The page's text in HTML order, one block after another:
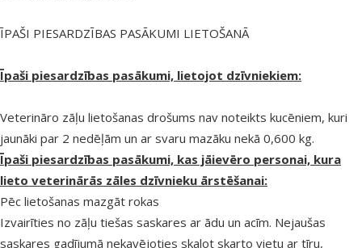
ĪPAŠI PIESARDZĪBAS PASĀKUMI LIETOŠANĀ
Īpaši piesardzības pasākumi, lietojot dzīvniekiem:
Veterināro zāļu lietošanas drošums nav noteikts kucēniem, kuri
jaunāki par 2 nedēļām un ar svaru mazāku nekā 0,600 kg.
Īpaši piesardzības pasākumi, kas jāievēro personai, kura
lieto veterinārās zāles dzīvnieku ārstēšanai:
Pēc lietošanas mazgāt rokas
Izvairīties no zāļu tiešas saskares ar ādu un acīm. Nejaušas
saskares gadījumā nekavējoties skalot skarto vietu ar tīru,